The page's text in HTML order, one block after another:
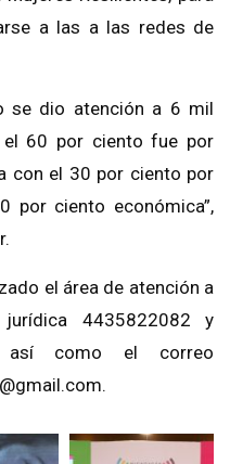
a las a las redes de
se dio atención a 6 mil
el 60 por ciento fue por
con el 30 por ciento por
por ciento económica”,
el área de atención a
4435822082 y
así como el correo